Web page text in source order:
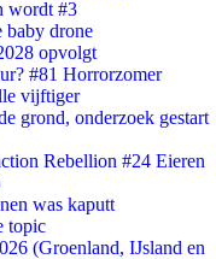
wordt #3
baby drone
opvolgt
#81 Horrorzomer
vijftiger
grond, onderzoek gestart
Rebellion #24 Eieren
was kaputt
topic
(Groenland, IJsland en